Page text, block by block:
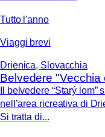
Tutto l'anno
Viaggi brevi
Drienica, Slovacchia
Belvedere "Vecchia
Il belvedere “Starý
nell’area ricreativa di
Si tratta di...